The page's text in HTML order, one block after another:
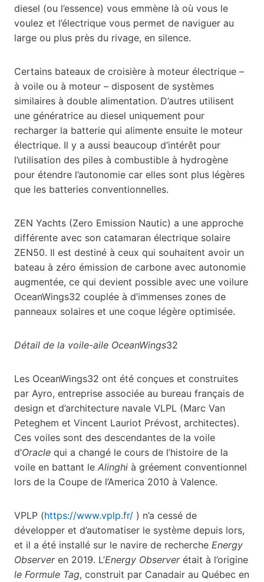
diesel (ou l’essence) vous emmène là où vous le
voulez et l’électrique vous permet de naviguer au
large ou plus près du rivage, en silence.
Certains bateaux de croisière à moteur électrique –
à voile ou à moteur – disposent de systèmes
similaires à double alimentation. D’autres utilisent
une génératrice au diesel uniquement pour
recharger la batterie qui alimente ensuite le moteur
électrique. Il y a aussi beaucoup d’intérêt pour
l’utilisation des piles à combustible à hydrogène
pour étendre l’autonomie car elles sont plus légères
que les batteries conventionnelles.
ZEN Yachts (Zero Emission Nautic) a une approche
différente avec son catamaran électrique solaire
ZEN50. Il est destiné à ceux qui souhaitent avoir un
bateau à zéro émission de carbone avec autonomie
augmentée, ce qui devient possible avec une voilure
OceanWings32 couplée à d’immenses zones de
panneaux solaires et une coque légère optimisée.
Détail de la voile-aile OceanWings32
Les OceanWings32 ont été conçues et construites
par Ayro, entreprise associée au bureau français de
design et d’architecture navale VLPL (Marc Van
Peteghem et Vincent Lauriot Prévost, architectes).
Ces voiles sont des descendantes de la voile
d’Oracle qui a changé le cours de l’histoire de la
voile en battant le Alinghi à gréement conventionnel
lors de la Coupe de l’America 2010 à Valence.
VPLP (https://www.vplp.fr/ ) n’a cessé de
développer et d’automatiser le système depuis lors,
et il a été installé sur le navire de recherche Energy
Observeren 2019. L’Energy Observerétait à l’origine
le Formule Tag, construit par Canadair au Québec en